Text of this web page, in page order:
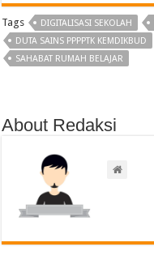
Tags DIGITALISASI SEKOLAH
DUTA SAINS PPPPTK KEMDIKBUD
SAHABAT RUMAH BELAJAR
About Redaksi